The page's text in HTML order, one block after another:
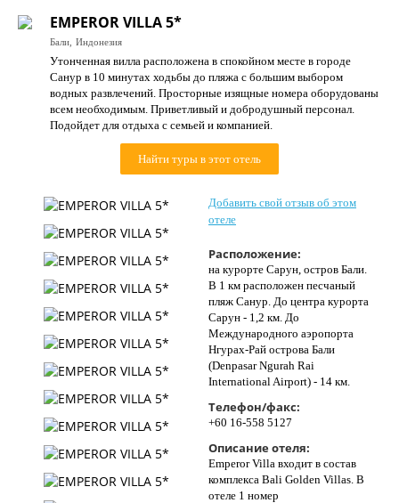
Цены дня
Страны
Как купить
EMPEROR VILLA 5*
Бали, Индонезия
Утонченная вилла расположена в спокойном месте в городе
Санур в 10 минутах ходьбы до пляжа с большим выбором
водных развлечений. Просторные изящные номера оборудованы
всем необходимым. Приветливый и добродушный персонал.
Подойдет для отдыха с семьей и компанией.
Найти туры в этот отель
Добавить свой отзыв об этом
отеле
Расположение:
на курорте Сарун, остров Бали.
В 1 км расположен песчаный
пляж Санур. До центра курорта
Сарун - 1,2 км. До
Международного аэропорта
Нгурах-Рай острова Бали
(Denpasar Ngurah Rai
International Airport) - 14 км.
Телефон/факс:
+60 16-558 5127
Описание отеля:
Emperor Villa входит в состав
комплекса Bali Golden Villas. В
отеле 1 номер